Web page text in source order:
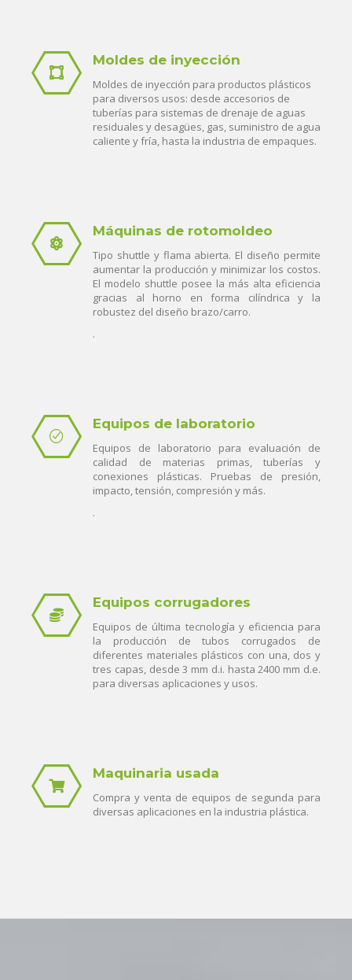
Moldes de inyección
Moldes de inyección para productos plásticos
para diversos usos: desde accesorios de
tuberías para sistemas de drenaje de aguas
residuales y desagües, gas, suministro de agua
caliente y fría, hasta la industria de empaques.
Máquinas de rotomoldeo
Tipo shuttle y flama abierta. El diseño permite
aumentar la producción y minimizar los costos.
El modelo shuttle posee la más alta eficiencia
gracias al horno en forma cilíndrica y la
robustez del diseño brazo/carro.
.
Equipos de laboratorio
Equipos de laboratorio para evaluación de
calidad de materias primas, tuberías y
conexiones plásticas. Pruebas de presión,
impacto, tensión, compresión y más.
.
Equipos corrugadores
Equipos de última tecnología y eficiencia para
la producción de tubos corrugados de
diferentes materiales plásticos con una, dos y
tres capas, desde 3 mm d.i. hasta 2400 mm d.e.
para diversas aplicaciones y usos.
Maquinaria usada
Compra y venta de equipos de segunda para
diversas aplicaciones en la industria plástica.